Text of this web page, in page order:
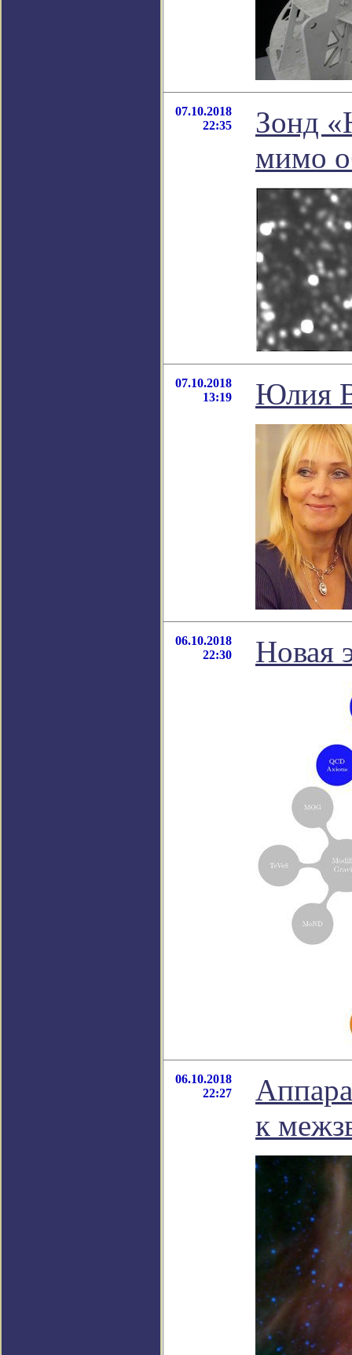
07.10.2018
22:35
Зонд
мимо
07.10.2018
13:19
Юлия
06.10.2018
22:30
Новая
06.10.2018
22:27
к